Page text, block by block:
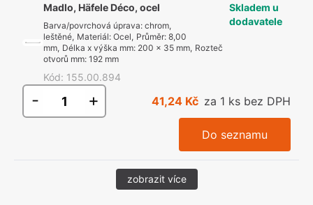
Madlo, Häfele Déco, ocel
Barva/povrchová úprava: chrom,
leštěné, Materiál: Ocel, Průměr: 8,00
mm, Délka x výška mm: 200 x 35 mm, Rozteč
otvorů mm: 192 mm
Kód: 155.00.894
Skladem u
dodavatele
- + 41,24 Kč za 1 ks bez DPH
Do seznamu
zobrazit více